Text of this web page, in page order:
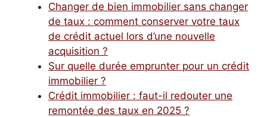
Changer de bien immobilier sans changer
de taux : comment conserver votre taux
de crédit actuel lors d’une nouvelle
acquisition ?
Sur quelle durée emprunter pour un crédit
immobilier ?
Crédit immobilier : faut-il redouter une
remontée des taux en 2025 ?